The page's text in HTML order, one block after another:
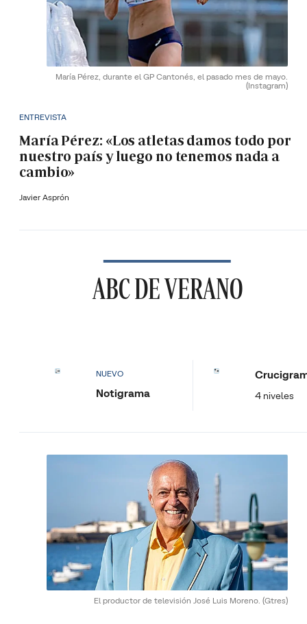
María Pérez, durante el GP Cantonés, el pasado mes de mayo.
(Instagram)
ENTREVISTA
María Pérez: «Los atletas damos todo por
nuestro país y luego no tenemos nada a
cambio»
Javier Asprón
ABC DE VERANO
NUEVO
Notigrama 4 niveles
El productor de televisión José Luis Moreno. (Gtres)